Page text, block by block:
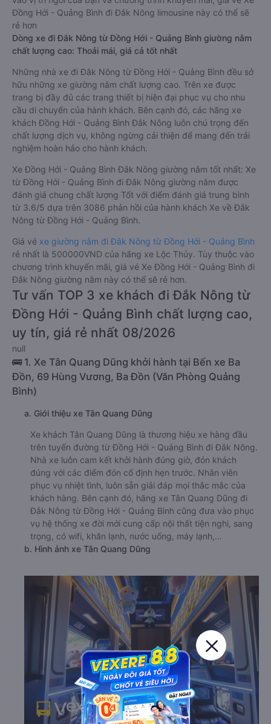
Đồng Hới - Quảng Bình đi Đắk Nông limousine này có thể sẽ
rẻ hơn
Dòng xe đi Đắk Nông từ Đồng Hới - Quảng Bình giường nằm
chất lượng cao: Thoải mái, giá cả tốt nhất
Những nhà xe đi Đắk Nông từ Đồng Hới - Quảng Bình đều sở
hữu những xe giường nằm chất lượng cao. Trên xe được
trang bị đầy đủ các trang thiết bị hiện đại phục vụ cho nhu
cầu di chuyển của hành khách. Bên cạnh đó, các hãng xe
khách Đồng Hới - Quảng Bình Đắk Nông luôn chú trọng đến
chất lượng dịch vụ, không ngừng cải thiện để mang đến trải
nghiệm hoàn hảo cho hành khách.
Xe Đồng Hới - Quảng Bình Đắk Nông giường nằm tốt nhất: Xe
từ Đồng Hới - Quảng Bình đi Đắk Nông giường nằm được
đánh giá chung chất lượng Tốt với điểm đánh giá trung bình
từ 3.6/5 dựa trên 3086 phản hồi của hành khách Xe về Đắk
Nông từ Đồng Hới - Quảng Bình.
Giá vé xe giường nằm đi Đắk Nông từ Đồng Hới - Quảng Bình
rẻ nhất là 500000VND của hãng xe Lộc Thủy. Tùy thuộc vào
chương trình khuyến mãi, giá vé Xe Đồng Hới - Quảng Bình đi
Đắk Nông giường nằm này có thể sẽ rẻ hơn.
Tư vấn TOP 3 xe khách đi Đắk Nông từ
Đồng Hới - Quảng Bình chất lượng cao,
uy tín, giá rẻ nhất 08/2026
null
🚌 1. Xe Tân Quang Dũng khởi hành tại Bến xe Ba
Đồn, 69 Hùng Vương, Ba Đồn (Văn Phòng Quảng
Bình)
a. Giới thiệu xe Tân Quang Dũng
Xe khách Tân Quang Dũng là thương hiệu xe hàng đầu
trên tuyến đường từ Đồng Hới - Quảng Bình đi Đắk Nông.
Nhà xe luôn cam kết khởi hành đúng giờ, đón khách
đúng với các điểm đón cố định hẹn trước. Nhân viên
phục vụ nhiệt tình, luôn sẵn giải đáp mọi thắc mắc của
khách hàng. Bên cạnh đó, hãng xe Tân Quang Dũng đi
Đắk Nông từ Đồng Hới - Quảng Bình cũng đưa vào phục
vụ hệ thống xe đời mới cung cấp nội thất tiện nghi, sang
trọng, có wifi, khăn lạnh, nước uống, máy lạnh,…
b. Hình ảnh xe Tân Quang Dũng